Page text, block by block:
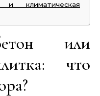
и климатическая
или
что